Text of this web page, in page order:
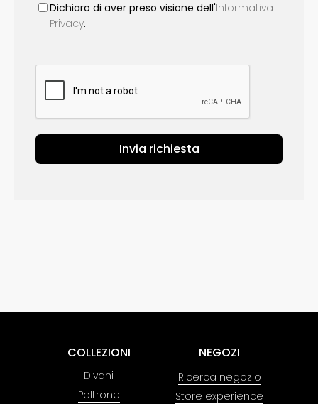
Dichiaro di aver preso visione dell'Informativa
Privacy.
Invia richiesta
COLLEZIONI
Divani
Poltrone
NEGOZI
Ricerca negozio
Store experience